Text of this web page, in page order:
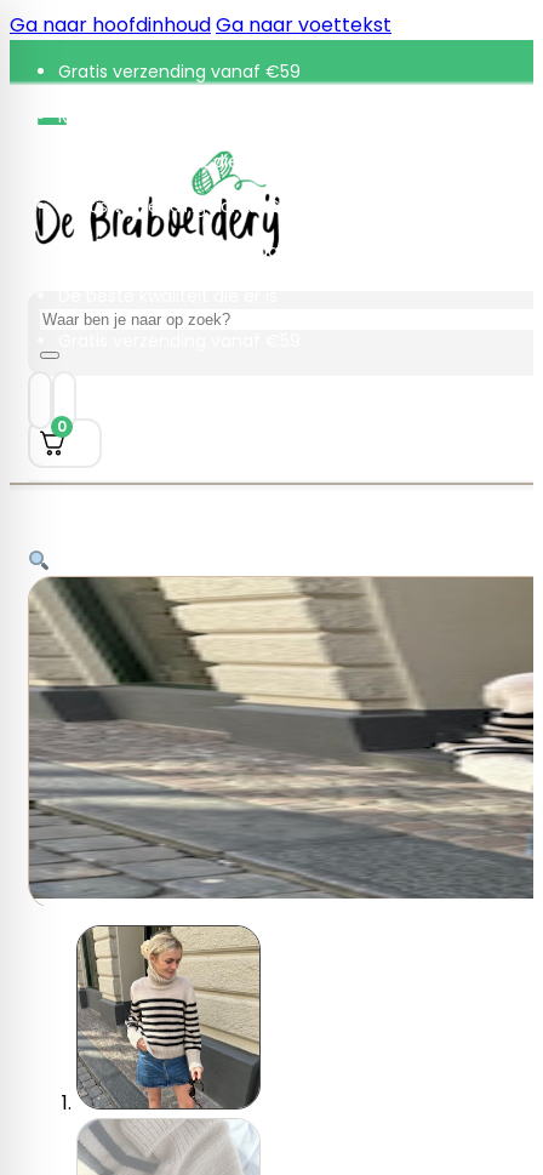
Ga naar hoofdinhoudGa naar voettekst
Gratis verzending vanaf €59
Retourneren binnen 30 dagen
De beste kwaliteit die er is
Gratis verzending vanaf €59
Retourneren binnen 30 dagen
Zoeken
0